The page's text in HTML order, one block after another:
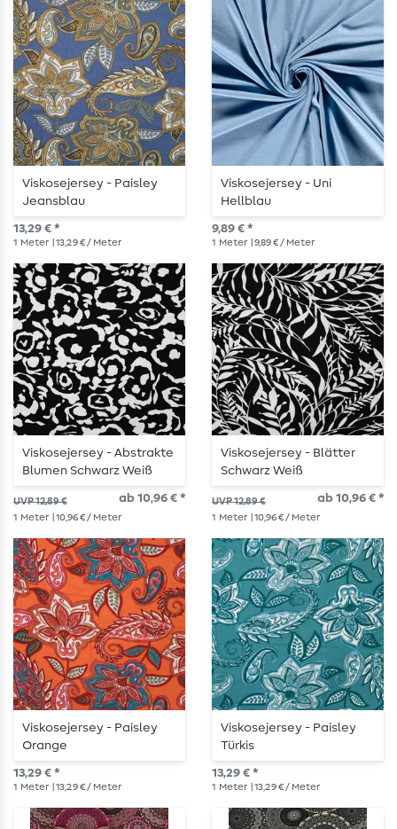
Viskosejersey - Paisley
Jeansblau
13,29 € *
1 Meter | 13,29 € / Meter
Viskosejersey - Uni
Hellblau
9,89 € *
1 Meter | 9,89 € / Meter
Viskosejersey - Abstrakte
Blumen Schwarz Weiß
UVP 12,89 € ab 10,96 € *
1 Meter | 10,96 € / Meter
Viskosejersey - Blätter
Schwarz Weiß
UVP 12,89 € ab 10,96 € *
1 Meter | 10,96 € / Meter
Viskosejersey - Paisley
Orange
13,29 € *
1 Meter | 13,29 € / Meter
Viskosejersey - Paisley
Türkis
13,29 € *
1 Meter | 13,29 € / Meter